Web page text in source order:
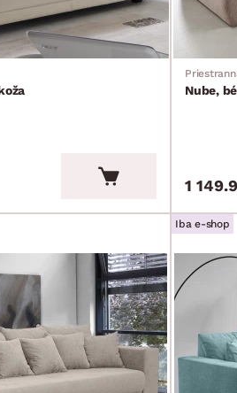
Nube,
1
Iba e-shop